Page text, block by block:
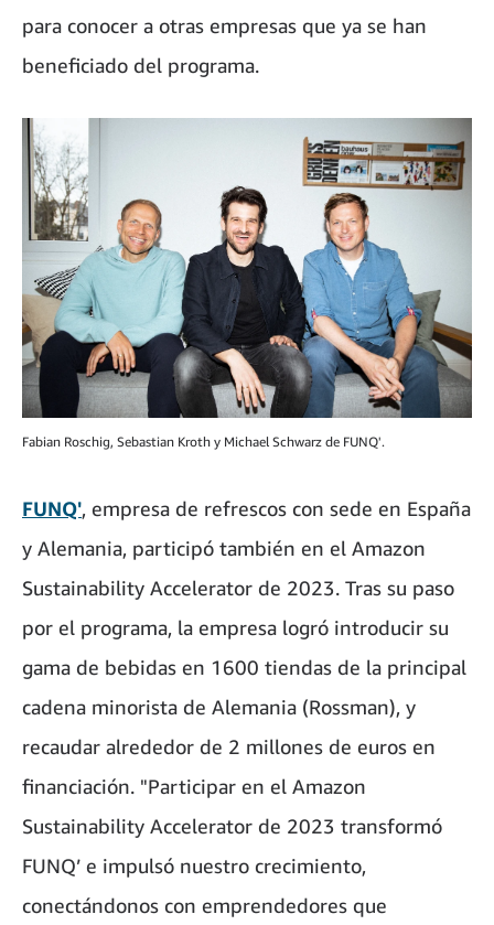
para conocer a otras empresas que ya se han
beneficiado del programa.
Fabian Roschig, Sebastian Kroth y Michael Schwarz de FUNQ'.
FUNQ', empresa de refrescos con sede en España
y Alemania, participó también en el Amazon
Sustainability Accelerator de 2023. Tras su paso
por el programa, la empresa logró introducir su
gama de bebidas en 1600 tiendas de la principal
cadena minorista de Alemania (Rossman), y
recaudar alrededor de 2 millones de euros en
financiación. "Participar en el Amazon
Sustainability Accelerator de 2023 transformó
FUNQ’ e impulsó nuestro crecimiento,
conectándonos con emprendedores que